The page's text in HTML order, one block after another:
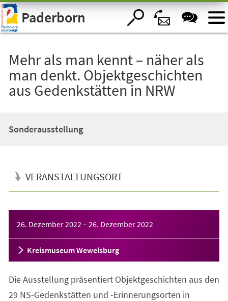
Visuelle
Assistenzsoftware
öffnen.Paderborn
Mehr als man kennt – näher als
man denkt. Objektgeschichten
aus Gedenkstätten in NRW
Sonderausstellung
VERANSTALTUNGSORT
26. Dezember 2022 – 26. Dezember 2022
Kreismuseum Wewelsburg
Die Ausstellung präsentiert Objektgeschichten aus den
29 NS-Gedenkstätten und -Erinnerungsorten in